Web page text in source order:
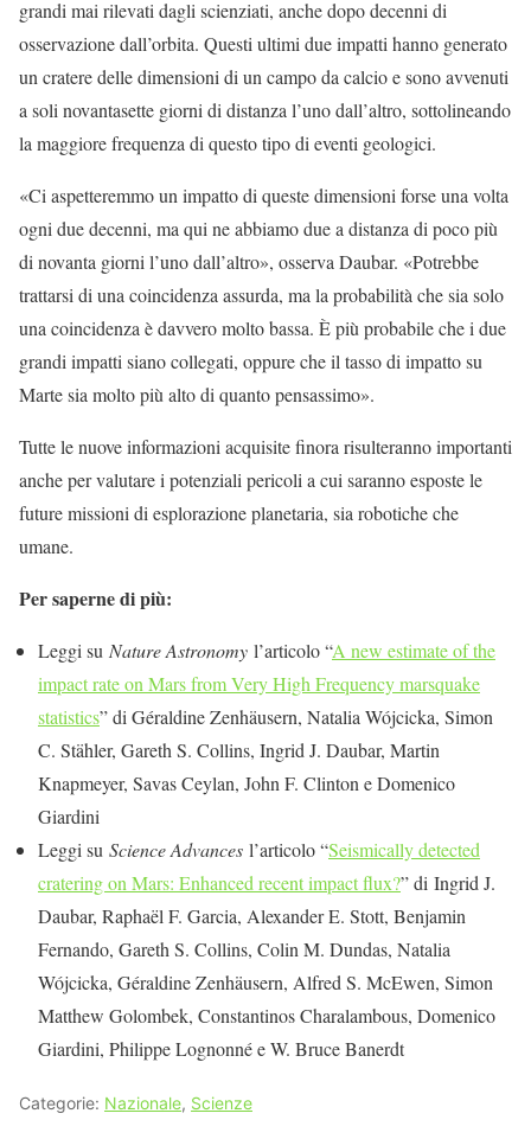
grandi mai rilevati dagli scienziati, anche dopo decenni di
osservazione dall’orbita. Questi ultimi due impatti hanno generato
un cratere delle dimensioni di un campo da calcio e sono avvenuti
a soli novantasette giorni di distanza l’uno dall’altro, sottolineando
la maggiore frequenza di questo tipo di eventi geologici.
«Ci aspetteremmo un impatto di queste dimensioni forse una volta
ogni due decenni, ma qui ne abbiamo due a distanza di poco più
di novanta giorni l’uno dall’altro», osserva Daubar. «Potrebbe
trattarsi di una coincidenza assurda, ma la probabilità che sia solo
una coincidenza è davvero molto bassa. È più probabile che i due
grandi impatti siano collegati, oppure che il tasso di impatto su
Marte sia molto più alto di quanto pensassimo».
Tutte le nuove informazioni acquisite finora risulteranno importanti
anche per valutare i potenziali pericoli a cui saranno esposte le
future missioni di esplorazione planetaria, sia robotiche che
umane.
Per saperne di più:
Leggi su Nature Astronomy l’articolo “A new estimate of the
impact rate on Mars from Very High Frequency marsquake
statistics” di Géraldine Zenhäusern, Natalia Wójcicka, Simon
C. Stähler, Gareth S. Collins, Ingrid J. Daubar, Martin
Knapmeyer, Savas Ceylan, John F. Clinton e Domenico
Giardini
Leggi su Science Advances l’articolo “Seismically detected
cratering on Mars: Enhanced recent impact flux?” di Ingrid J.
Daubar, Raphaël F. Garcia, Alexander E. Stott, Benjamin
Fernando, Gareth S. Collins, Colin M. Dundas, Natalia
Wójcicka, Géraldine Zenhäusern, Alfred S. McEwen, Simon
Matthew Golombek, Constantinos Charalambous, Domenico
Giardini, Philippe Lognonné e W. Bruce Banerdt
Categorie: Nazionale, Scienze